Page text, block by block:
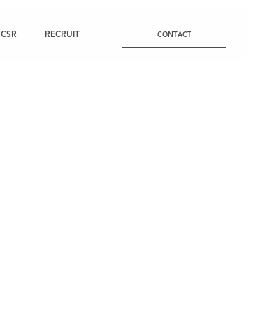
CSR RECRUIT CONTACT